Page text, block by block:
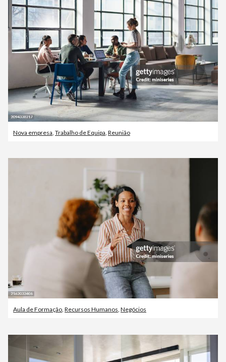
Nova empresa, Trabalho de Equipa, Reunião
Aula de Formação Recursos Humanos Negócios